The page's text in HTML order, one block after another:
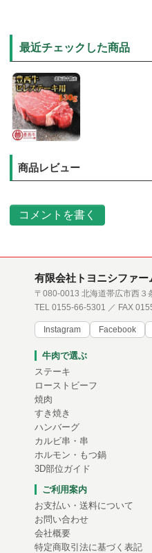
最近チェックした商品
商品レビュー
コメントを書く
有限会社トヨニシファー
〒080-0013 北海道帯広市西３
TEL 0155-66-5301 ／ FAX
Instagram Facebook
牛肉で選ぶ
ステーキ
ローストビーフ
焼肉
すき焼き
ハンバーグ
カルビ串・串
ホルモン・もつ鍋
3D部位ガイド
ご利用案内
お支払い・送料について
お問い合わせ
会社概要
特定商取引法に基づく表記